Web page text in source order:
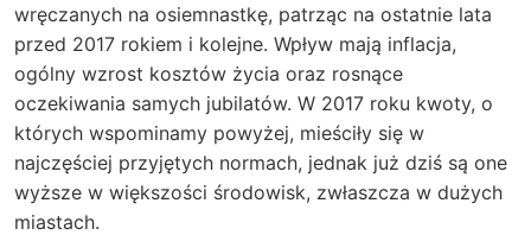
wręczanych na osiemnastkę, patrząc na ostatnie lata
przed 2017 rokiem i kolejne. Wpływ mają inflacja,
ogólny wzrost kosztów życia oraz rosnące
oczekiwania samych jubilatów. W 2017 roku kwoty, o
których wspominamy powyżej, mieściły się w
najczęściej przyjętych normach, jednak już dziś są one
wyższe w większości środowisk, zwłaszcza w dużych
miastach.